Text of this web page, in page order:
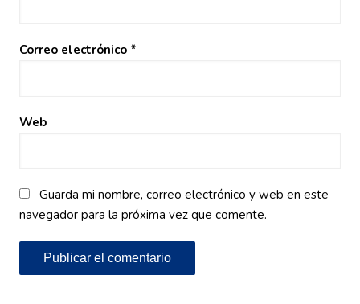
Correo electrónico *
Web
Guarda mi nombre, correo electrónico y web en este
navegador para la próxima vez que comente.